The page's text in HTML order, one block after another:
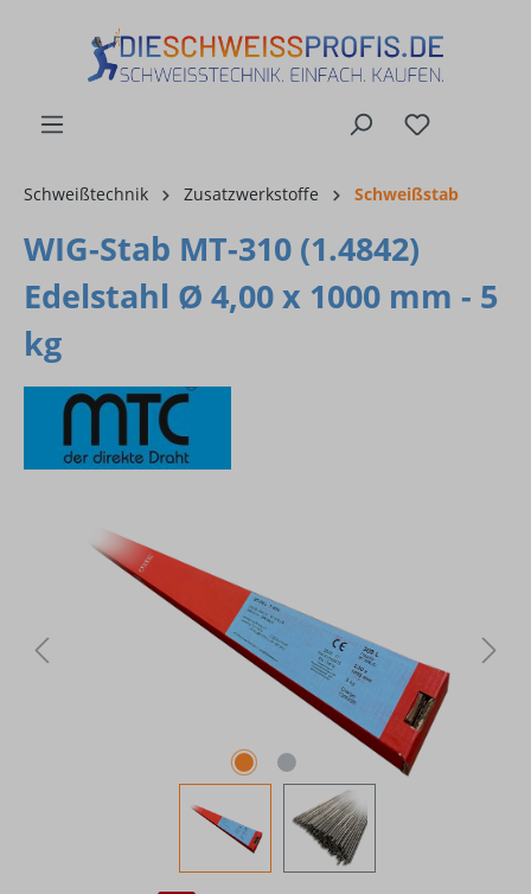
Schweißtechnik Zusatzwerkstoffe Schweißstab
WIG-Stab MT-310 (1.4842)
Edelstahl Ø 4,00 x 1000 mm - 5
kg
Bildergalerie überspringen